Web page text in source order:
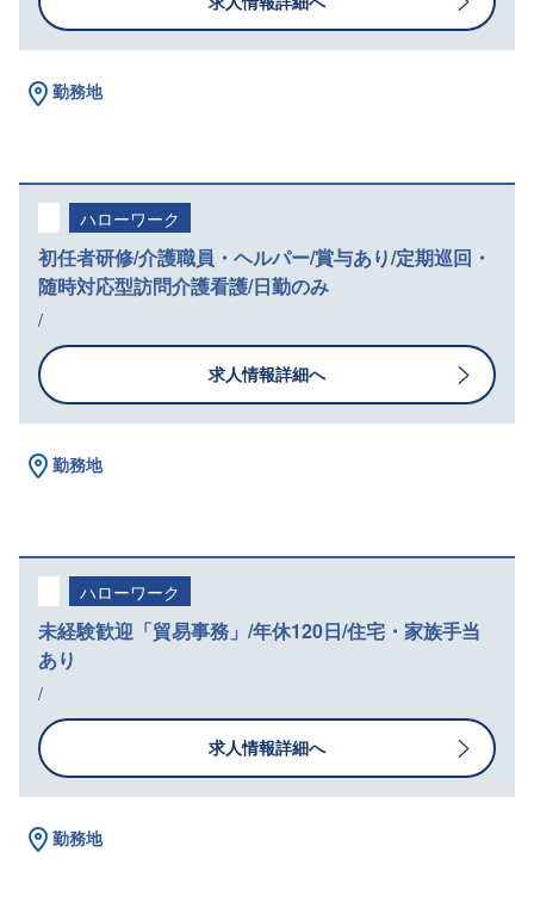
勤務地
ハローワーク
初任者研修/介護職員・ヘルパー/賞与あり/定期巡回・
随時対応型訪問介護看護/日勤のみ
/
求人情報詳細へ
勤務地
ハローワーク
未経験歓迎「貿易事務」/年休120日/住宅・家族手当
あり
/
求人情報詳細へ
勤務地